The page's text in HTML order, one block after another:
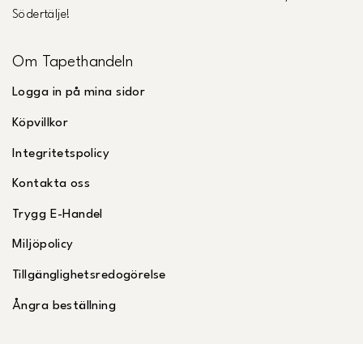
Södertälje!
Om Tapethandeln
Logga in på mina sidor
Köpvillkor
Integritetspolicy
Kontakta oss
Trygg E-Handel
Miljöpolicy
Tillgänglighetsredogörelse
Ångra beställning